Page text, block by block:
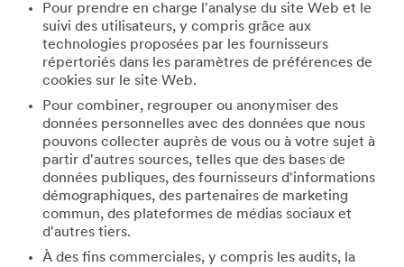
Pour prendre en charge l'analyse du site Web et le
suivi des utilisateurs, y compris grâce aux
technologies proposées par les fournisseurs
répertoriés dans les paramètres de préférences de
cookies sur le site Web.
Pour combiner, regrouper ou anonymiser des
données personnelles avec des données que nous
pouvons collecter auprès de vous ou à votre sujet à
partir d'autres sources, telles que des bases de
données publiques, des fournisseurs d'informations
démographiques, des partenaires de marketing
commun, des plateformes de médias sociaux et
d'autres tiers.
À des fins commerciales, y compris les audits, la